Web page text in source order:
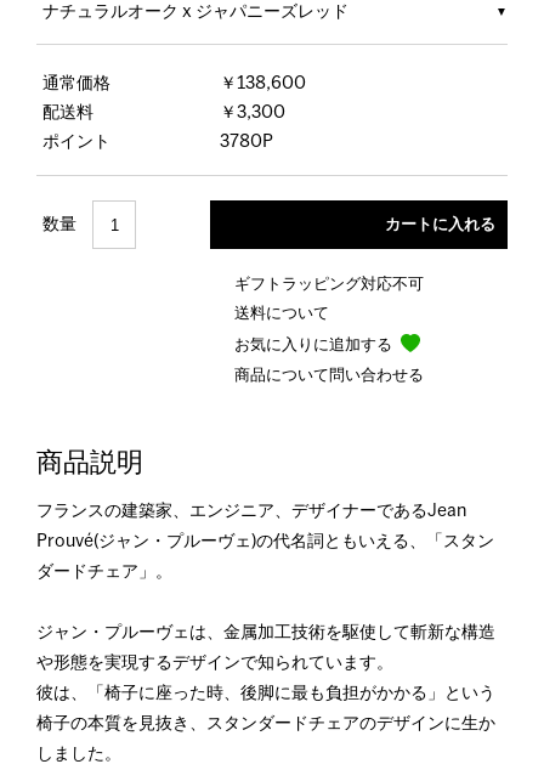
ナチュラルオーク x ジャパニーズレッド
通常価格
￥138,600
配送料
￥3,300
ポイント
3780P
数量
ギフトラッピング対応不可
送料について
お気に入りに追加する
商品について問い合わせる
商品説明
フランスの建築家、エンジニア、デザイナーであるJean
Prouvé(ジャン・プルーヴェ)の代名詞ともいえる、「スタン
ダードチェア」。
ジャン・プルーヴェは、金属加工技術を駆使して斬新な構造
や形態を実現するデザインで知られています。
彼は、「椅子に座った時、後脚に最も負担がかかる」という
椅子の本質を見抜き、スタンダードチェアのデザインに生か
しました。